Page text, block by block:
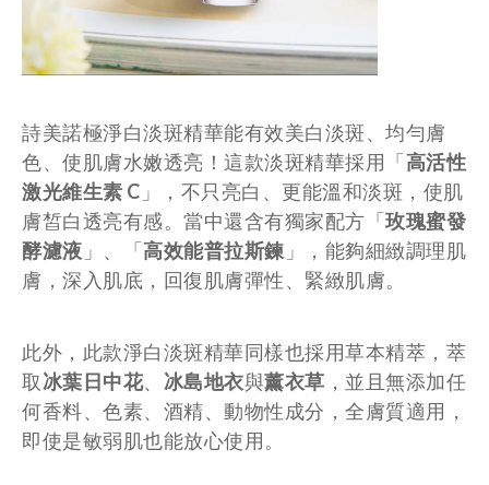
詩美諾極淨白淡斑精華能有效美白淡斑、均勻膚
色、使肌膚水嫩透亮！這款淡斑精華採用「高活性
激光維生素 C 」，不只亮白、更能溫和淡斑，使肌
膚皙白透亮有感。當中還含有獨家配方「玫瑰蜜發
酵濾液 」、「高效能普拉斯鍊 」，能夠細緻調理肌
膚，深入肌底，回復肌膚彈性、緊緻肌膚。
此外，此款淨白淡斑精華同樣也採用草本精萃，萃
取冰葉日中花、 冰島地衣與薰衣草 ，並且無添加任
何香料、色素、酒精、動物性成分，全膚質適用，
即使是敏弱肌也能放心使用。